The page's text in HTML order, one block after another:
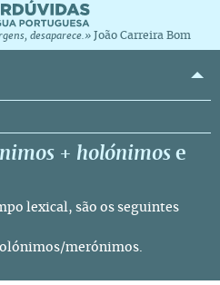
desaparece.» João Carreira Bom
+ holónimos e
lexical, são os seguintes
merónimos.